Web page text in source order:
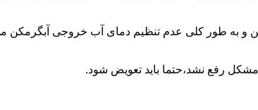
و به طور کلی عدم تنظیم دمای آب خروجی آبگرمکن
رفع نشد،حتما باید تعویض شود.